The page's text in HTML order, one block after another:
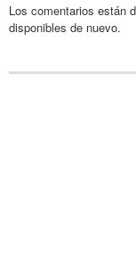
Los comentarios están
disponibles de nuevo.